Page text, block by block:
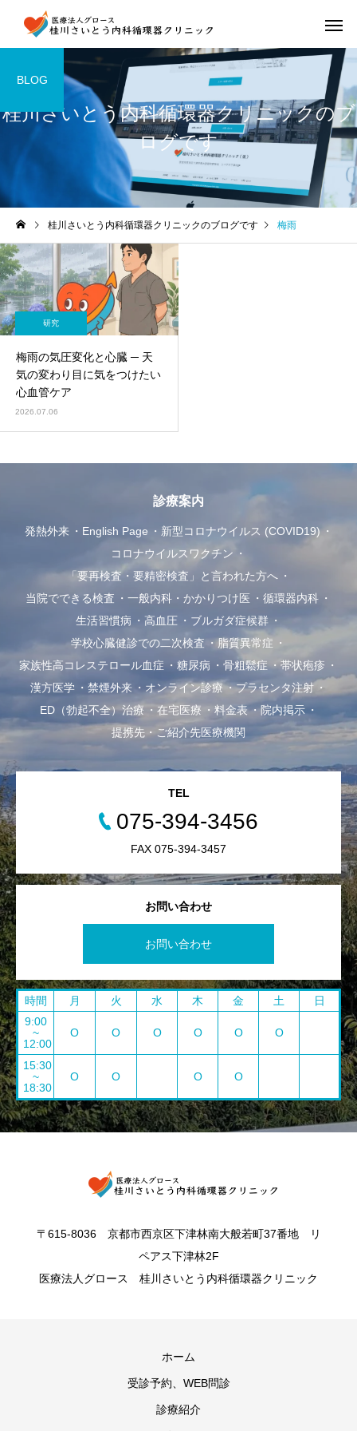
桂川さいとう内科循環器クリニックのブ
ログです
BLOG
桂川さいとう内科循環器クリニックのブログです 梅雨
研究
梅雨の気圧変化と心臓 ─ 天
気の変わり目に気をつけたい
心血管ケア
2026.07.06
診療案内
発熱外来 English Page
新型コロナウイルス (COVID19)
コロナウイルスワクチン
「要再検査・要精密検査」と言われた方へ
当院でできる検査
一般内科・かかりつけ医
循環器内科
生活習慣病
高血圧
ブルガダ症候群
学校心臓健診での二次検査
脂質異常症
家族性高コレステロール血症
糖尿病 骨粗鬆症
帯状疱疹
漢方医学
禁煙外来 オンライン診療
プラセンタ注射
ED（勃起不全）治療
在宅医療 料金表
院内掲示
提携先・ご紹介先医療機関
お問い合わせ
お問い合わせ
TEL
075-394-3456
FAX 075-394-3457
時間 月 火 水 木 金 土
日
9:00
~
12:00
O O O O O O
15:30
~
18:30
O O O O
〒615-8036 京都市西京区下津林南大般若町37番地 リ
ペアス下津林2F
医療法人グロース 桂川さいとう内科循環器クリニック
ホーム
受診予約、WEB問診
診療紹介